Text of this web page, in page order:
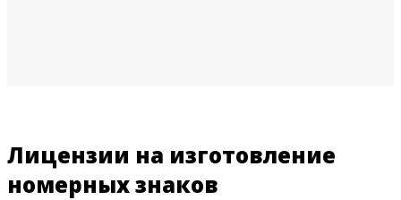
Лицензии на изготовление
номерных знаков